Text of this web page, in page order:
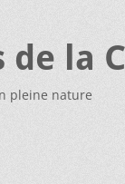
de la
pleine nature